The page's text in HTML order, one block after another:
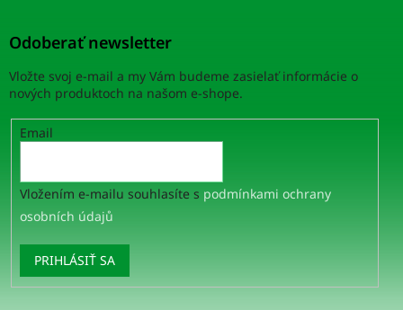
Odoberať newsletter
Vložte svoj e-mail a my Vám budeme zasielať informácie o
nových produktoch na našom e-shope.
Email
Vložením e-mailu souhlasíte s podmínkami ochrany
osobních údajů
PRIHLÁSIŤ SA